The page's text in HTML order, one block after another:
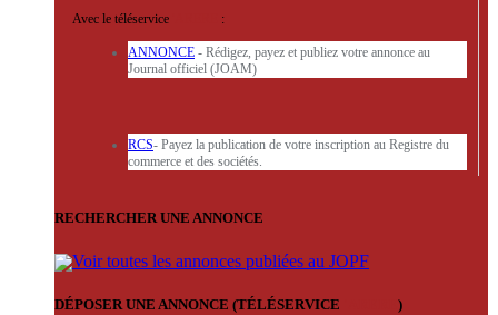
Avec le téléservice :
ANNONCE - Rédigez, payez et publiez votre annonce au
Journal officiel (JOAM)
RCS- Payez la publication de votre inscription au Registre du
commerce et des sociétés.
RECHERCHER UNE ANNONCE
Voir toutes les annonces publiées au JOPF
DÉPOSER UNE ANNONCE (TÉLÉSERVICE )